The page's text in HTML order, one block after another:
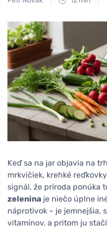
Keď sa na jar objavia na
mrkvičiek, krehké
signál, že príroda ponúka
zelenina je niečo úplne
náprotivok – je jemnejšia,
vitamínov, a pritom ju